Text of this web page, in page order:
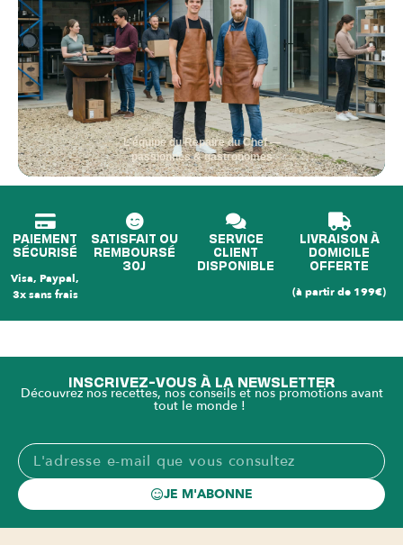
L'équipe du Repaire du Chef —
passionnés & gastronomes
PAIEMENT
SÉCURISÉ
Visa, Paypal,
3x sans frais
SATISFAIT OU
REMBOURSÉ
30J
SERVICE
CLIENT
DISPONIBLE
LIVRAISON À
DOMICILE
OFFERTE
(à partir de 199€)
INSCRIVEZ-VOUS À LA NEWSLETTER
Découvrez nos recettes, nos conseils et nos promotions avant
tout le monde !
JE M'ABONNE